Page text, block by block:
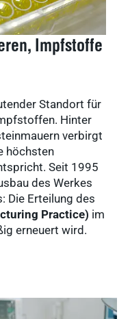
Impfstoffe
Standort für
Hinter
verbirgt
höchsten
Seit 1995
des Werkes
Die Erteilung des
Practice) im
erneuert wird.